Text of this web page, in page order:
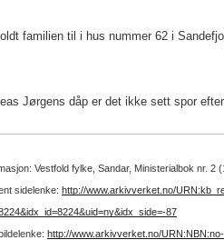
familien til i hus nummer 62 i
Jørgens dåp er det ikke sett spor
Vestfold fylke, Sandar, Ministerialbok nr. 2
sidelenke: http://www.arkivverket.no/
87
http://www.arkivverket.no/